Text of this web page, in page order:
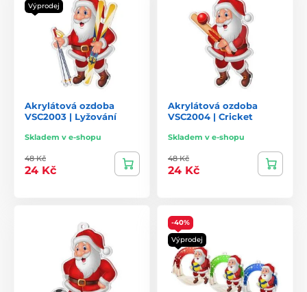
Výprodej
Akrylátová ozdoba
VSC2003 | Lyžování
Skladem v e-shopu
48 Kč
24 Kč
Akrylátová ozdoba
VSC2004 | Cricket
Skladem v e-shopu
48 Kč
24 Kč
-40%
Výprodej